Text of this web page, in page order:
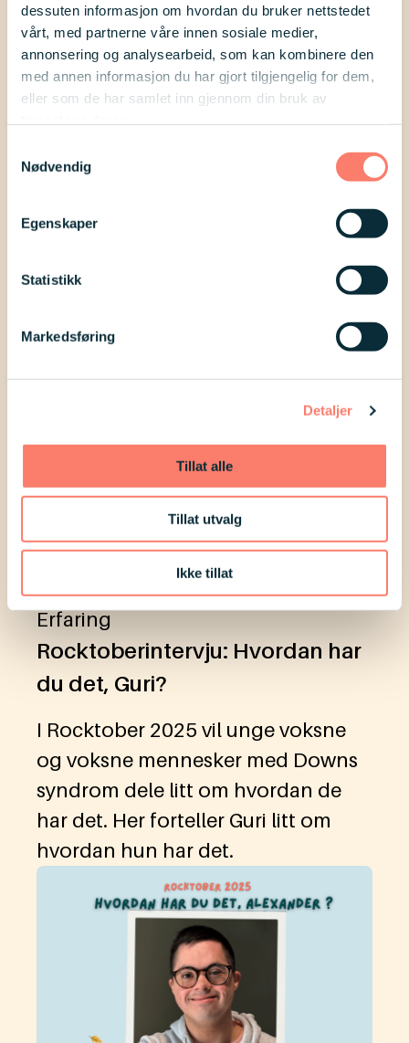
dessuten informasjon om hvordan du bruker nettstedet
vårt, med partnerne våre innen sosiale medier,
annonsering og analysearbeid, som kan kombinere den
med annen informasjon du har gjort tilgjengelig for dem,
eller som de har samlet inn gjennom din bruk av
Nødvendig
Egenskaper
Statistikk
Markedsføring
Detaljer
Tillat alle
Tillat utvalg
Ikke tillat
Vi trekker tre vinnere av
kinogavekort på kr. 500,- blant alle
publiserte intervjuer. Vi annonserer
de tre vinnerne i våre sosiale kanaler
i begynnelsen av november, og tar
også kontakt med vinnerne på e-
intervjuer
Erfaring
Rocktoberintervju: Hvordan har
du det, Guri?
I Rocktober 2025 vil unge voksne
og voksne mennesker med Downs
syndrom dele litt om hvordan de
har det. Her forteller Guri litt om
hvordan hun har det.